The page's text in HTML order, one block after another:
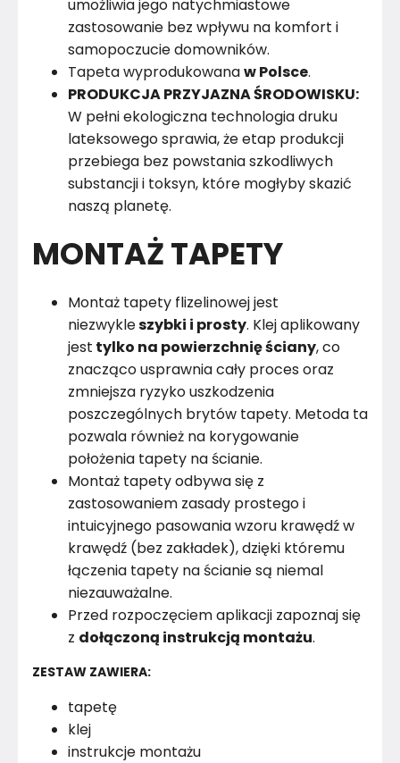
umożliwia jego natychmiastowe
zastosowanie bez wpływu na komfort i
samopoczucie domowników.
Tapeta wyprodukowanaw Polsce.
PRODUKCJA PRZYJAZNA ŚRODOWISKU:
W pełni ekologiczna technologia druku
lateksowego sprawia, że etap produkcji
przebiega bez powstania szkodliwych
substancji i toksyn, które mogłyby skazić
naszą planetę.
MONTAŻ TAPETY
Montaż tapety flizelinowej jest
niezwykleszybki i prosty. Klej aplikowany
jest tylko na powierzchnię ściany, co
znacząco usprawnia cały proces oraz
zmniejsza ryzyko uszkodzenia
poszczególnych brytów tapety. Metoda ta
pozwala również na korygowanie
położenia tapety na ścianie.
Montaż tapety odbywa się z
zastosowaniem zasady prostego i
intuicyjnego pasowania wzoru krawędź w
krawędź (bez zakładek), dzięki któremu
łączenia tapety na ścianie są niemal
niezauważalne.
Przed rozpoczęciem aplikacji zapoznaj się
z dołączoną instrukcją montażu.
ZESTAW ZAWIERA:
tapetę
klej
instrukcje montażu